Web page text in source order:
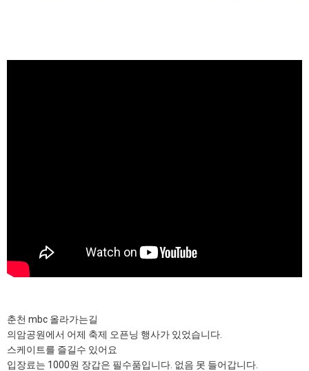
춘천 mbc 올라가는길
의암공원에서 어제 축제 오픈닝 행사가 있었습니다.
스케이트를 즐길수 있어요
입장료는 1000원 장갑은 필수품입니다. 없음 못 들어갑니다.